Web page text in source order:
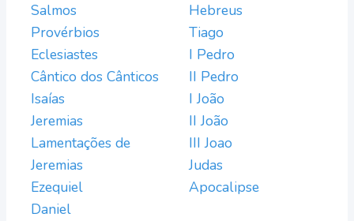
Salmos
Provérbios
Eclesiastes
Cântico dos Cânticos
Isaías
Jeremias
Lamentações de
Jeremias
Ezequiel
Daniel
Hebreus
Tiago
I Pedro
II Pedro
I João
II João
III Joao
Judas
Apocalipse